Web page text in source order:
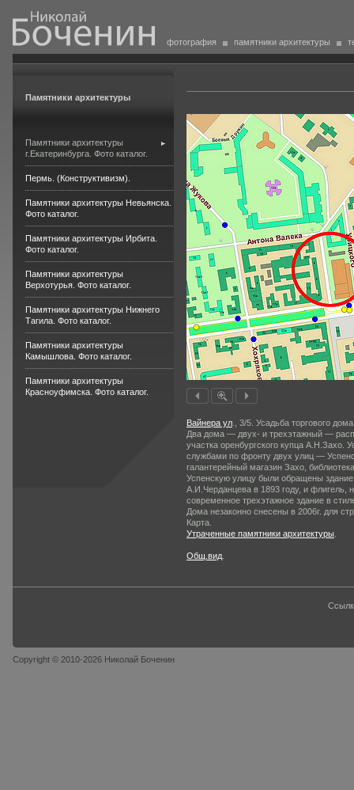
фотография памятники архитектуры
Памятники архитектуры
Памятники архитектуры
г.Екатеринбурга. Фото каталог.
Пермь. (Конструктивизм).
Памятники архитектуры Невьянска.
Фото каталог.
Памятники архитектуры Ирбита.
Фото каталог.
Памятники архитектуры
Верхотурья. Фото каталог.
Памятники архитектуры Нижнего
Тагила. Фото каталог.
Памятники архитектуры
Камышлова. Фото каталог.
Памятники архитектуры
Красноуфимска. Фото каталог.
Вайнера ул ., 3/5. Усадьба торгового
Два дома — двух- и трехэтажный —
участка оренбургского купца А.Н.Захо.
службами по фронту двух улиц —
галантерейный магазин Захо,
Успенскую улицу были обращены здание
А.И.Черданцева в 1893 году, и флигель,
современное трехэтажное здание в
Дома незаконно снесены в 2006г. для
Карта.
Утраченные памятники архитектуры
Общ.вид
Copyright © 2010-2026 Николай Боченин